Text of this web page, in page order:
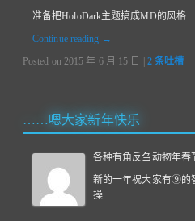
准备把HoloDark主题搞成MD的风格
Continue reading →
Posted on 2015 年 6 月 15 日 | 2条吐槽
……嗯大家新年快乐
各种有角反刍动物年春
新的一年祝大家有⑨的
操